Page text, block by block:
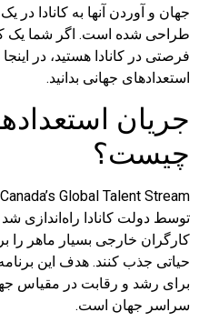
جهان و آوردن آنها به کانادا
طراحی شده است. اگر شما یک
فرصتی در کانادا هستید، در
استعدادهای جهانی بدانید.
جریان
چیست؟
توسط دولت کانادا راه‌اندازی
کارگران خارجی بسیار ماهر را
حیاتی جذب کنند. هدف این
برای رشد و رقابت در مقیاس
سراسر جهان است.